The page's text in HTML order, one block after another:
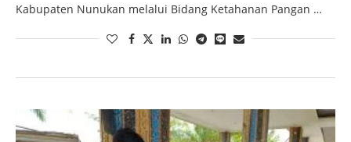
Kabupaten Nunukan melalui Bidang Ketahanan Pangan …